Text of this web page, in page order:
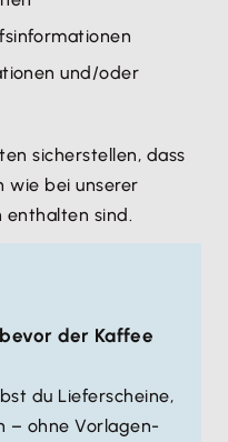
und/oder
sicherstellen, dass
wie bei unserer
enthalten sind.
der Kaffee
du Lieferscheine,
– ohne Vorlagen-